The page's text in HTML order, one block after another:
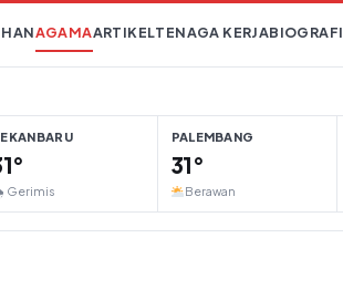
AGAMAARTIKELTENAGA KERJABIOGRAFI
Gerimis
PALEMBANG
31°
Berawan